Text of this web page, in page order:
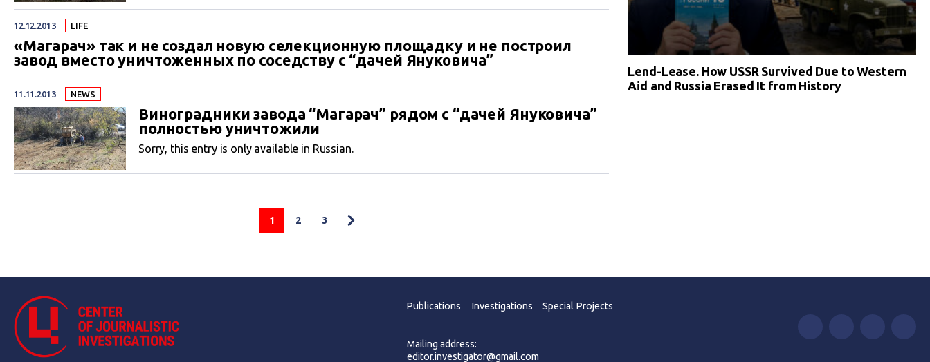
уничтожения в Отрадном агрофирмы «Магарач», входящей в состав одноименного
института.
12.12.2013 LIFE
«Магарач» так и не создал новую селекционную площадку и не построил
завод вместо уничтоженных по соседству с “дачей Януковича”
11.11.2013 NEWS
Виноградники завода “Магарач” рядом с “дачей Януковича”
полностью уничтожили
Sorry, this entry is only available in Russian.
1 2 3
Lend-Lease. How USSR Survived Due to Western
Aid and Russia Erased It from History
Publications Investigations Special Projects
Mailing address:
editor.investigator@gmail.com